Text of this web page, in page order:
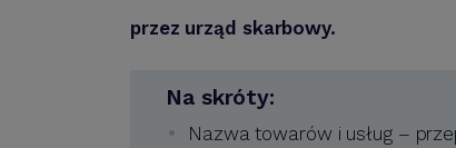
przez urząd skarbowy.
Na skróty:
Nazwa towarów i usług –